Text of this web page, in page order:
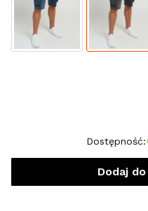
Dostępność:
Dodaj